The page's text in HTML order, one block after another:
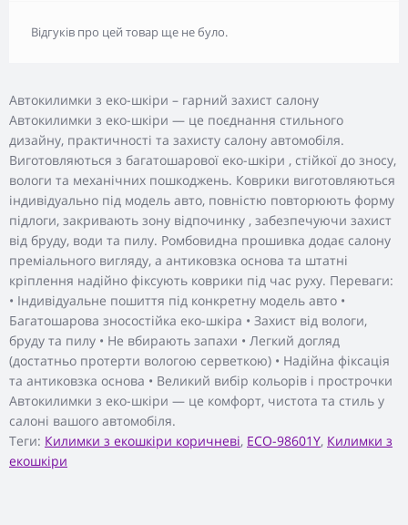
Автокилимки з еко-шкіри – гарний захист салону
Автокилимки з еко-шкіри — це поєднання стильного
дизайну, практичності та захисту салону автомобіля.
Виготовляються з багатошарової еко-шкіри , стійкої до зносу,
вологи та механічних пошкоджень. Коврики виготовляються
індивідуально під модель авто, повністю повторюють форму
підлоги, закривають зону відпочинку , забезпечуючи захист
від бруду, води та пилу. Ромбовидна прошивка додає салону
преміального вигляду, а антиковзка основа та штатні
кріплення надійно фіксують коврики під час руху. Переваги:
• Індивідуальне пошиття під конкретну модель авто •
Багатошарова зносостійка еко-шкіра • Захист від вологи,
бруду та пилу • Не вбирають запахи • Легкий догляд
(достатньо протерти вологою серветкою) • Надійна фіксація
та антиковзка основа • Великий вибір кольорів і прострочки
Автокилимки з еко-шкіри — це комфорт, чистота та стиль у
салоні вашого автомобіля.
Теги: Килимки з екошкіри коричневі, ECO-98601Y, Килимки з
екошкіри
Відгуків про цей товар ще не було.